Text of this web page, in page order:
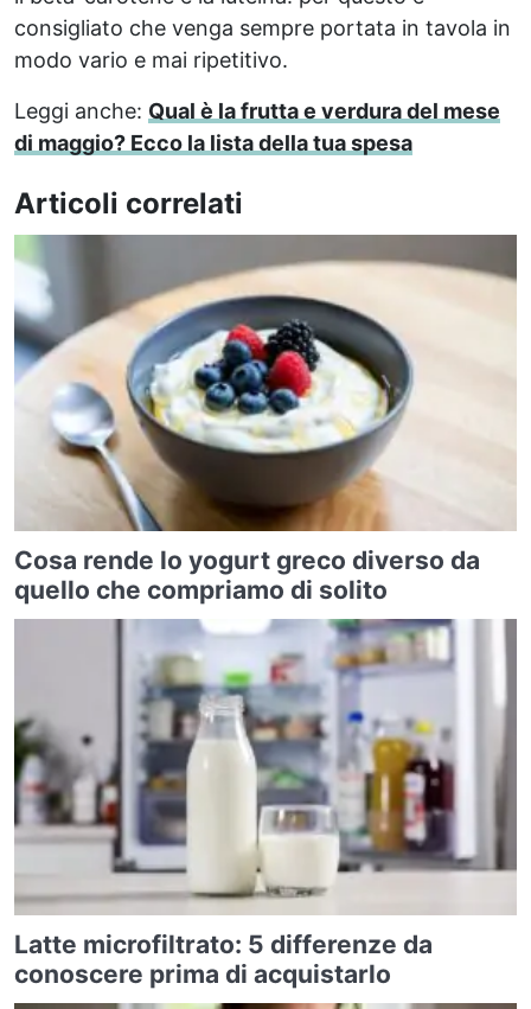
consigliato che venga sempre portata in tavola in
modo vario e mai ripetitivo.
Leggi anche: Qual è la frutta e verdura del mese
di maggio? Ecco la lista della tua spesa
Articoli correlati
Cosa rende lo yogurt greco diverso da
quello che compriamo di solito
Latte microfiltrato: 5 differenze da
conoscere prima di acquistarlo